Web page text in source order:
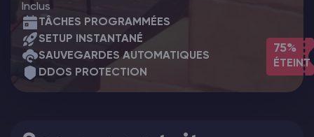
75%
ÉTEINT
Inclus
TÂCHES PROGRAMMÉES
SETUP INSTANTANÉ
SAUVEGARDES AUTOMATIQUES
DDOS PROTECTION